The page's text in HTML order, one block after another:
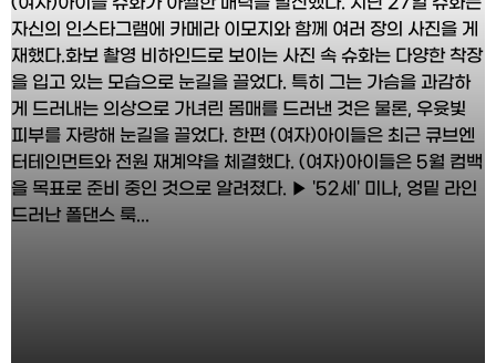
자신의 인스타그램에 카메라 이모지와 함께 여러 장의 사진을 게
재했다.화보 촬영 비하인드로 보이는 사진 속 슈화는 다양한 착장
을 입고 있는 모습으로 눈길을 끌었다. 특히 그는 가슴을 과감하
게 드러내는 의상으로 가녀린 몸매를 드러낸 것은 물론, 우윳빛
피부를 자랑해 눈길을 끌었다. 한편 (여자)아이들은 최근 큐브엔
터테인먼트와 전원 재계약을 체결했다. (여자)아이들은 5월 컴백
을 목표로 준비 중인 것으로 알려졌다. ▶ '52세' 미나, 엉밑 라인
드러난 폴댄스 룩...